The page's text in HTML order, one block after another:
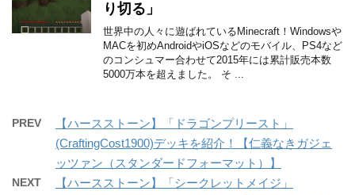
り切る」
世界中の人々に遊ばれているMinecraft！Windowsや
MACを初めAndroidやiOSなどのモバイル、PS4など
のコンシュマー合わせて2015年には累計販売本数
5000万本を超えました。 そ ...
PREV
【ハースストーン】「ドラゴンプリースト」
(CraftingCost1900)デッキを紹介！【仁義なきガジェ
ッツァン（スタンダードフォーマット）】
NEXT
【ハースストーン】「シークレットメイジ」